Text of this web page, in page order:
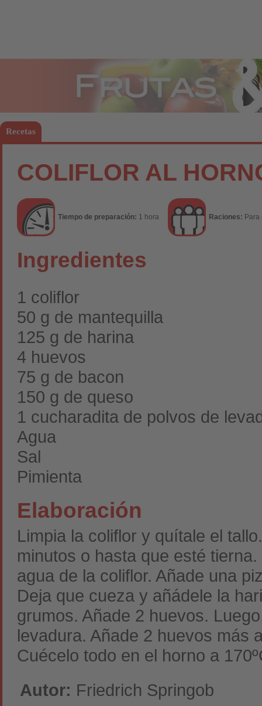
Recetas
COLIFLOR AL
Tiempo de preparación: 1 hora Raciones: Para
Ingredientes
1 coliflor
50 g de mantequilla
125 g de harina
4 huevos
75 g de bacon
150 g de queso
1 cucharadita de polvos de
Agua
Sal
Pimienta
Elaboración
Limpia la coliflor y quítale el
minutos o hasta que esté
agua de la coliflor. Añade una
Deja que cueza y añádele la
grumos. Añade 2 huevos.
levadura. Añade 2 huevos más
Cuécelo todo en el horno a
Autor: Friedrich Springob